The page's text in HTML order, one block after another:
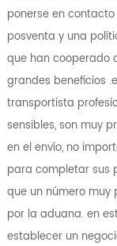
ponerse en
posventa y una
que han cooperado
grandes beneficios
transportista
sensibles, son muy
en el envío, no
para completar sus
que un número muy
por la aduana. en
establecer un